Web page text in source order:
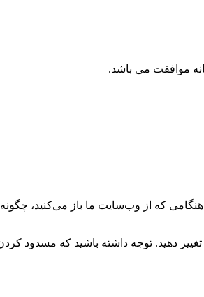
موافقت می باشد.
که از وب‌سایت ما باز می‌کنید، چگونه
دهید. توجه داشته باشید که مسدود